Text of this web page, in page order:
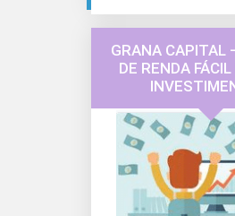
GRANA CAPITAL
DE RENDA